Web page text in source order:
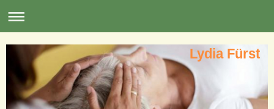
Lydia Fürst